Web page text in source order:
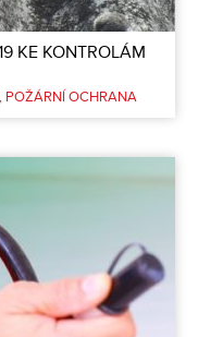
KE KONTROLÁM
POŽÁRNÍ OCHRANA